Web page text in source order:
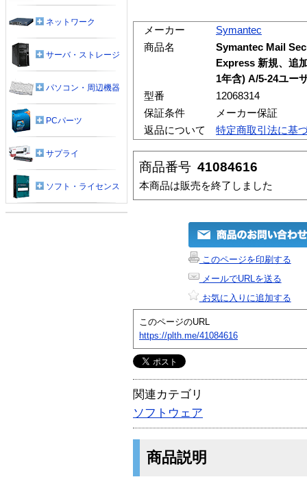
メーカー
Symantec
商品名
Symantec Mail
Express 新規、追
1年含) A/5-24ユー
型番
12068314
保証条件
メーカー保証
返品について
特定商取引法に基
商品番号 41084616
本商品は販売を終了しました
このページを印刷する
メールでURLを送る
お気に入りに追加する
このページのURL
https://plth.me/41084616
関連カテゴリ
ソフトウェア
商品説明
ネットワーク
サーバ・ストレージ
パソコン・周辺機器
PCパーツ
サプライ
ソフト・ライセンス